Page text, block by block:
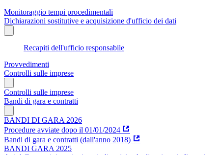
Monitoraggio tempi procedimentali
Dichiarazioni sostitutive e acquisizione d'ufficio dei dati
Recapiti dell'ufficio responsabile
Provvedimenti
Controlli sulle imprese
Controlli sulle imprese
Bandi di gara e contratti
BANDI DI GARA 2026
Procedure avviate dopo il 01/01/2024
Bandi di gara e contratti (dall'anno 2018)
BANDI GARA 2025